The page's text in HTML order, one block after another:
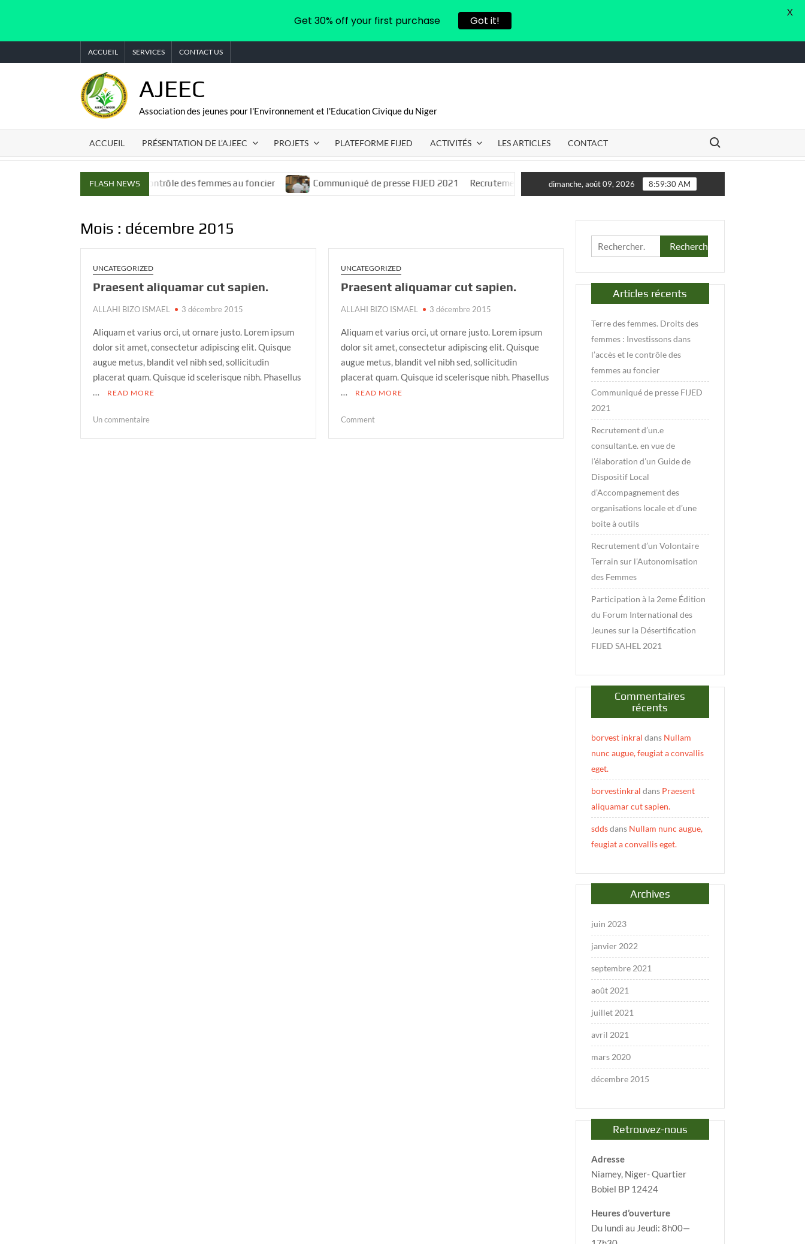
to
ACCUEIL SERVICES CONTACT US
AJEEC
Association des jeunes pour l'Environnement et l'Education Civique du Niger
ACCUEIL PRÉSENTATION DE L’AJEEC PROJETS PLATEFORME FIJED ACTIVITÉS LES ARTICLES CONTACT
Search for:
FLASH NEWS
dans l’accès et le contrôle des femmes au foncier Communiqué de presse FIJED 2021 Recrutement d’un.e consultant.e. en vue de l’élaboration d’un Guide de Dispositif Local
dimanche, août 09, 2026 8:59:30 AM
Mois : décembre 2015
UNCATEGORIZED
Praesent aliquamar cut sapien.
ALLAHI BIZO ISMAEL 3 décembre 2015
Aliquam et varius orci, ut ornare justo. Lorem ipsum
dolor sit amet, consectetur adipiscing elit. Quisque
augue metus, blandit vel nibh sed, sollicitudin
placerat quam. Quisque id scelerisque nibh. Phasellus
READ MORE
Un commentaire
UNCATEGORIZED
Praesent aliquamar cut sapien.
ALLAHI BIZO ISMAEL 3 décembre 2015
Aliquam et varius orci, ut ornare justo. Lorem ipsum
dolor sit amet, consectetur adipiscing elit. Quisque
augue metus, blandit vel nibh sed, sollicitudin
placerat quam. Quisque id scelerisque nibh. Phasellus
READ MORE
Commenton
Rechercher :
Articles récents
Terre des femmes. Droits des
femmes : Investissons dans
l’accès et le contrôle des
femmes au foncier
Communiqué de presse FIJED
2021
Recrutement d’un.e
consultant.e. en vue de
l’élaboration d’un Guide de
Dispositif Local
d’Accompagnement des
organisations locale et d’une
boite à outils
Recrutement d’un Volontaire
Terrain sur l’Autonomisation
des Femmes
Participation à la 2eme Édition
du Forum International des
Jeunes sur la Désertification
FIJED SAHEL 2021
Commentaires
récents
borvest inkral dans Nullam
nunc augue, feugiat a convallis
eget.
borvestinkral dans Praesent
aliquamar cut sapien.
sddsdans Nullam nunc augue,
feugiat a convallis eget.
Archives
juin 2023
janvier 2022
septembre 2021
août 2021
juillet 2021
avril 2021
mars 2020
décembre 2015
Retrouvez-nous
Adresse
Niamey, Niger- Quartier
Bobiel BP 12424
Heures d’ouverture
Du lundi au Jeudi: 8h00—
Get 30% off your first purchase Got it!
X